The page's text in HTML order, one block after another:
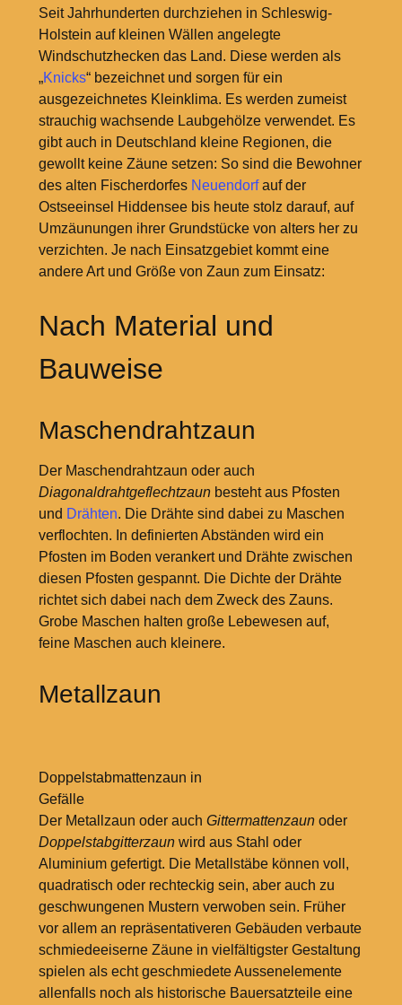
Seit Jahrhunderten durchziehen in Schleswig-
Holstein auf kleinen Wällen angelegte
Windschutzhecken das Land. Diese werden als
„Knicks“ bezeichnet und sorgen für ein
ausgezeichnetes Kleinklima. Es werden zumeist
strauchig wachsende Laubgehölze verwendet. Es
gibt auch in Deutschland kleine Regionen, die
gewollt keine Zäune setzen: So sind die Bewohner
des alten Fischerdorfes Neuendorfauf der
Ostseeinsel Hiddensee bis heute stolz darauf, auf
Umzäunungen ihrer Grundstücke von alters her zu
verzichten. Je nach Einsatzgebiet kommt eine
andere Art und Größe von Zaun zum Einsatz:
Nach Material und
Bauweise
Maschendrahtzaun
Der Maschendrahtzaun oder auch
Diagonaldrahtgeflechtzaunbesteht aus Pfosten
und Drähten. Die Drähte sind dabei zu Maschen
verflochten. In definierten Abständen wird ein
Pfosten im Boden verankert und Drähte zwischen
diesen Pfosten gespannt. Die Dichte der Drähte
richtet sich dabei nach dem Zweck des Zauns.
Grobe Maschen halten große Lebewesen auf,
feine Maschen auch kleinere.
Metallzaun
Doppelstabmattenzaun in
Gefälle
Der Metallzaun oder auch Gittermattenzaunoder
Doppelstabgitterzaunwird aus Stahl oder
Aluminium gefertigt. Die Metallstäbe können voll,
quadratisch oder rechteckig sein, aber auch zu
geschwungenen Mustern verwoben sein. Früher
vor allem an repräsentativeren Gebäuden verbaute
schmiedeeiserne Zäune in vielfältigster Gestaltung
spielen als echt geschmiedete Aussenelemente
allenfalls noch als historische Bauersatzteile eine